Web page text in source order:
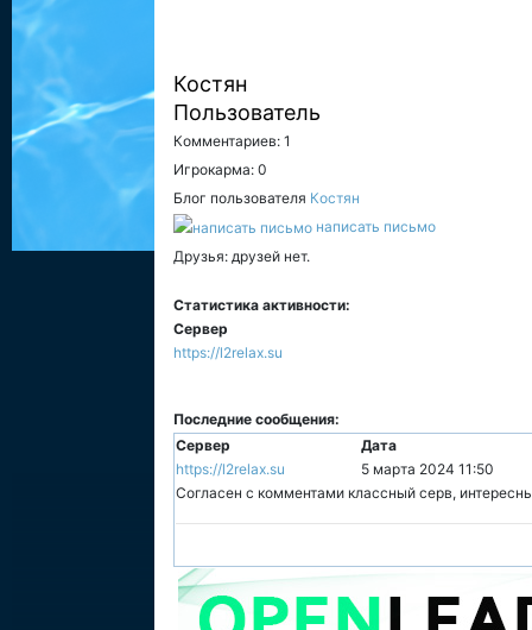
Костян
Пользователь
Комментариев: 1
Игрокарма: 0
Блог пользователя Костян
написать письмо
Друзья: друзей нет.
Статистика активности:
Сервер
https://l2relax.su
Последние сообщения:
Сервер
Дата
https://l2relax.su
5 марта 2024 11:50
Согласен с комментами классный серв,